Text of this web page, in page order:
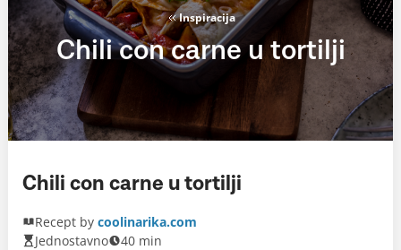
Inspiracija
Chili con carne u tortilji
Chili con carne u tortilji
Recept by coolinarika.com
Jednostavno
40 min